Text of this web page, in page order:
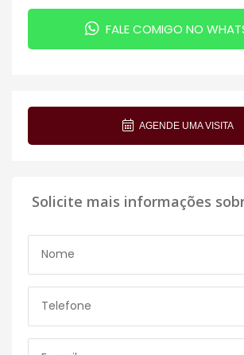
FALE COMIGO NO
AGENDE UMA VISITA
Solicite mais informações